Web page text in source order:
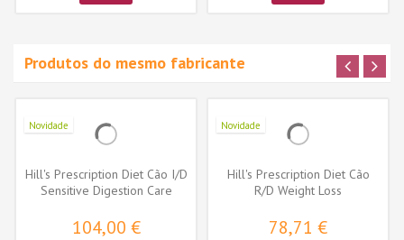
Produtos do mesmo fabricante
Novidade
Hill's Prescription Diet Cão I/D
Sensitive Digestion Care
104,00 €
Novidade
Hill's Prescription Diet Cão
R/D Weight Loss
78,71 €